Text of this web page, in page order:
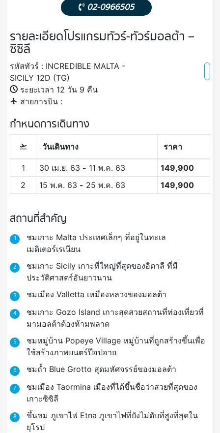
02-0966505
รายละเอียดโปรแกรมทัวร์-ทัวร์มอลต้า –
ซิซิลี
รหัสทัวร์ : INCREDIBLE MALTA -
SICILY 12D (TG)
ระยะเวลา 12 วัน 9 คืน
สายการบิน :
กำหนดการเดินทาง
วันเดินทาง ราคา
1 30 เม.ย. 63 - 11 พ.ค. 63
149,900
2
15 พ.ค. 63 - 25 พ.ค. 63 149,900
สถานที่สำคัญ
1
ชมเกาะ Malta ประเทศเล็กๆ ที่อยู่ในทะเล
เมดิเตอร์เรเนียน
2
ชมเกาะ Sicily เกาะที่ใหญ่ที่สุดของอิตาลี ที่มี
ประวัติศาสตร์อันยาวนาน
3 ชมเมือง Valletta เหมืองหลวงของมอลต้า
4
ชมเกาะ Gozo Island เกาะสุดสวยสถานที่ท่องเที่ยวที่
มามอลต้าต้องห้ามพลาด
5
ชมหมู่บ้าน Popeye Village หมู่บ้านที่ถูกสร้างขึ้นเพื่อ
ใช้สร้างภาพยนตร์ป๊อปอาย
6 ชมถ้ำ Blue Grotto สุดมหัศจรรย์ของมอลต้า
7
ชมเมือง Taormina เมืองที่ได้ขึ้นชื่อว่าสวยที่สุดของ
เกาะซิซิลี
8
ขึ้นชม ภูเขาไฟ Etna ภูเขาไฟที่ยังไม่ดับที่สูงที่สุดใน
ยุโรป